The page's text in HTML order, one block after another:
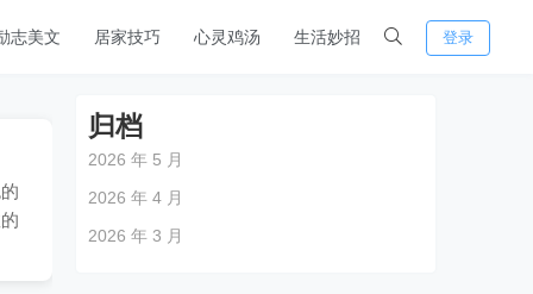
志美文 居家技巧 心灵鸡汤 生活妙招 登录
归档
2026 年 5 月
2026 年 4 月
2026 年 3 月